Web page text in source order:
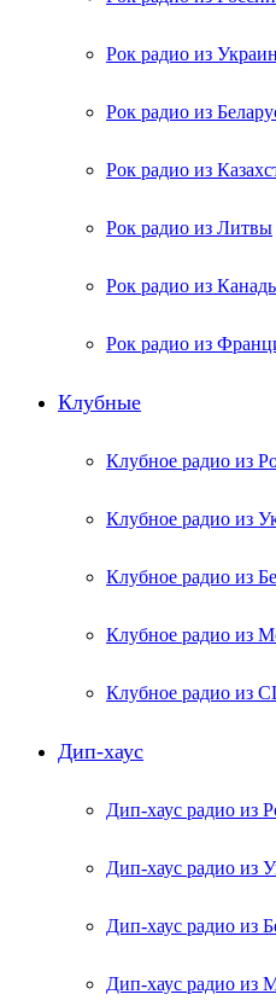
Рок радио из
Рок радио из
Рок радио из
Рок радио из Литвы
Рок радио из
Рок радио из
Клубные
Клубное радио из
Клубное радио из
Клубное радио из
Клубное радио из
Клубное радио из
Дип-хаус
Дип-хаус радио из
Дип-хаус радио из
Дип-хаус радио из
Дип-хаус радио из